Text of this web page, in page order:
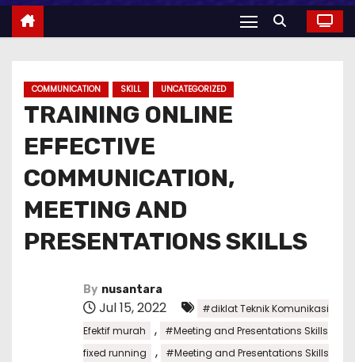
COMMUNICATION SKILL UNCATEGORIZED
TRAINING ONLINE
EFFECTIVE
COMMUNICATION,
MEETING AND
PRESENTATIONS SKILLS
By nusantara
Jul 15, 2022
#diklat Teknik Komunikasi
Efektif murah
,
#Meeting and Presentations Skills
fixed running
,
#Meeting and Presentations Skills